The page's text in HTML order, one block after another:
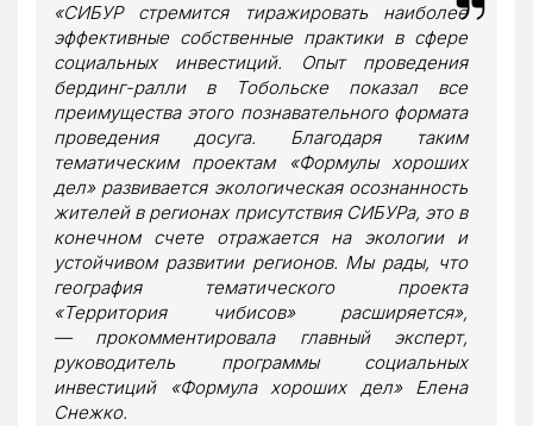
«СИБУР стремится тиражировать наиболее
эффективные собственные практики в сфере
социальных инвестиций. Опыт проведения
бердинг-ралли в Тобольске показал все
преимущества этого познавательного формата
проведения досуга. Благодаря таким
тематическим проектам «Формулы хороших
дел» развивается экологическая осознанность
жителей в регионах присутствия СИБУРа, это в
конечном счете отражается на экологии и
устойчивом развитии регионов. Мы рады, что
география тематического проекта
«Территория чибисов» расширяется»,
—прокомментировала главный эксперт,
руководитель программы социальных
инвестиций «Формула хороших дел» Елена
Снежко.